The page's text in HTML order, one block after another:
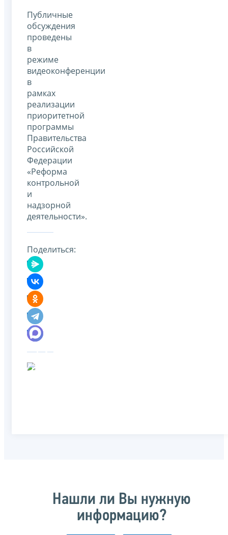
Публичные
обсуждения
проведены
в
режиме
видеоконференции
в
рамках
реализации
приоритетной
программы
Правительства
Российской
Федерации
«Реформа
контрольной
и
надзорной
деятельности».
Поделиться:
Нашли ли Вы нужную
информацию?